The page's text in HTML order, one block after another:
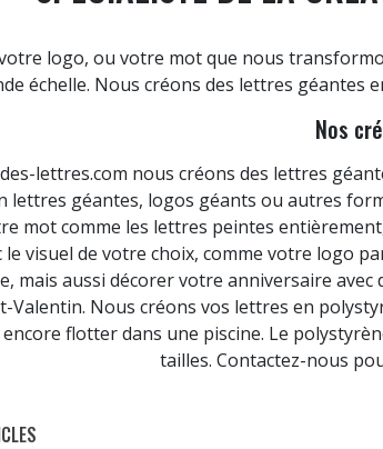
logo, ou votre mot que nous
échelle. Nous créons des lettres
Nos
lettres.com nous créons des lettres
lettres géantes, logos géants ou autres
mot comme les lettres peintes
le visuel de votre choix, comme votre logo
mais aussi décorer votre anniversaire
Valentin. Nous créons vos lettres en
flotter dans une piscine. Le
tailles. Contactez-nous